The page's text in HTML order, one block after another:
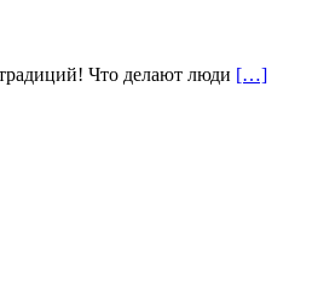
Что делают люди […]